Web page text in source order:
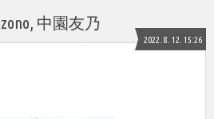
中園友乃
2022. 8. 12. 15:26